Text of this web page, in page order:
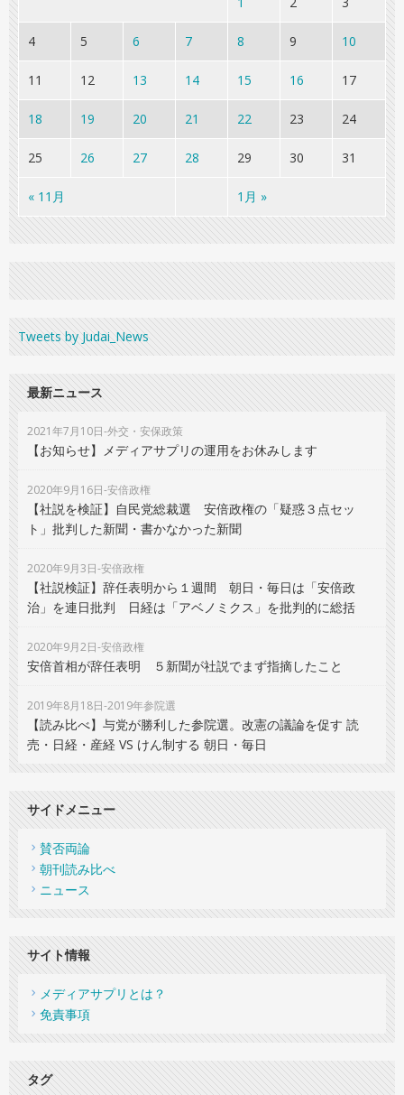
« 11月 1月 »
4 5 6 7 8 9 10
11 12 13 14 15 16 17
18 19 20 21 22 23 24
25 26 27 28 29 30 31
Tweets by Judai_News
最新ニュース
2021年7月10日-外交・安保政策
【お知らせ】メディアサプリの運用をお休みします
2020年9月16日-安倍政権
【社説を検証】自民党総裁選 安倍政権の「疑惑３点セッ
ト」批判した新聞・書かなかった新聞
2020年9月3日-安倍政権
【社説検証】辞任表明から１週間 朝日・毎日は「安倍政
治」を連日批判 日経は「アベノミクス」を批判的に総括
2020年9月2日-安倍政権
安倍首相が辞任表明 ５新聞が社説でまず指摘したこと
2019年8月18日-2019年参院選
【読み比べ】与党が勝利した参院選。改憲の議論を促す 読
売・日経・産経 VS けん制する 朝日・毎日
サイドメニュー
賛否両論
朝刊読み比べ
ニュース
サイト情報
メディアサプリとは？
免責事項
タグ